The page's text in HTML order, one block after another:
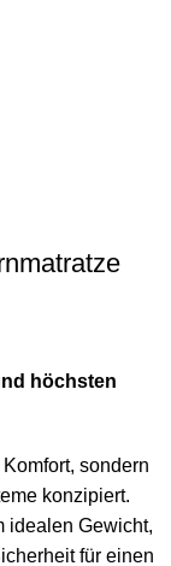
höchsten
sondern
konzipiert.
idealen Gewicht,
für einen